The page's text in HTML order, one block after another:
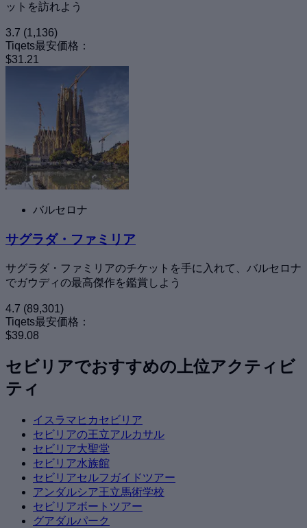
ットを訪れよう
3.7 (1,136)
Tiqets最安価格：
$31.21
バルセロナ
サグラダ・ファミリア
サグラダ・ファミリアのチケットを手に入れて、バルセロナ
でガウディの最高傑作を鑑賞しよう
4.7 (89,301)
Tiqets最安価格：
$39.08
セビリアでおすすめの上位アクティビ
ティ
イスラマヒカセビリア
セビリアの王立アルカサル
セビリア大聖堂
セビリア水族館
セビリアセルフガイドツアー
アンダルシア王立馬術学校
セビリアボートツアー
グアダルパーク